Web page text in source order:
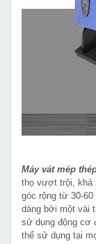
Máy vát mép
thọ vượt trội, khả
góc rộng từ 30-
dàng bởi một vài
sử dụng động cơ
thể sử dụng tại